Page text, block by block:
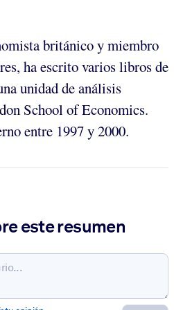
británico y miembro
ha escrito varios libros de
unidad de análisis
School of Economics.
entre 1997 y 2000.
este resumen